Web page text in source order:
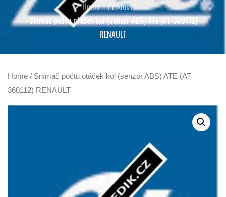
Home
Products
Snímač počtu otáček kol (senzor ABS) ATE (AT 360112)
RENAULT
Home / Snímač počtu otáček kol (senzor ABS) ATE (AT
360112) RENAULT